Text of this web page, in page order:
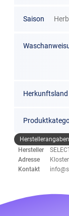
Saison
Herkunftsland
Herstellerangaben
Hersteller
Adresse
Kontakt